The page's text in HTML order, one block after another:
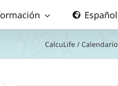
Español
CalcuLife / Calendario